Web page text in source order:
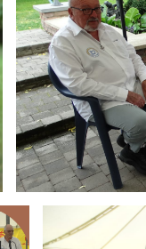
Branding
ARMCHAIR